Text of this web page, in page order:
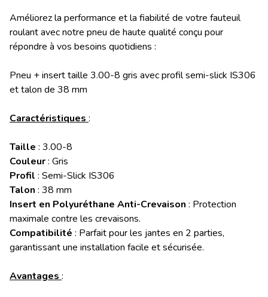
Améliorez la performance et la fiabilité de votre fauteuil
roulant avec notre pneu de haute qualité conçu pour
répondre à vos besoins quotidiens :
Pneu + insert taille 3.00-8 gris avec profil semi-slick IS306
et talon de 38 mm
Caractéristiques :
Taille : 3.00-8
Couleur: Gris
Profil : Semi-Slick IS306
Talon : 38 mm
Insert en Polyuréthane Anti-Crevaison : Protection
maximale contre les crevaisons.
Compatibilité : Parfait pour les jantes en 2 parties,
garantissant une installation facile et sécurisée.
Avantages :